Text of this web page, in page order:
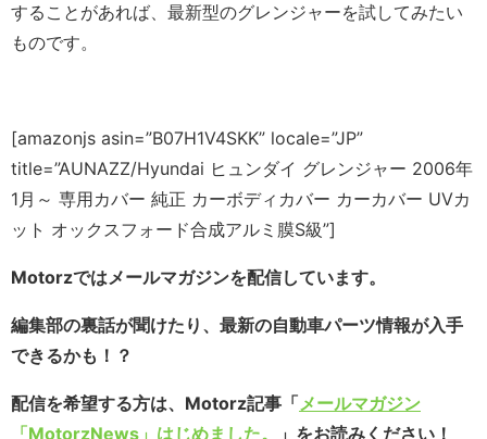
することがあれば、最新型のグレンジャーを試してみたい
ものです。
[amazonjs asin=”B07H1V4SKK” locale=”JP”
title=”AUNAZZ/Hyundai ヒュンダイ グレンジャー 2006年
1月～ 専用カバー 純正 カーボディカバー カーカバー UVカ
ット オックスフォード合成アルミ膜S級”]
Motorzではメールマガジンを配信しています。
編集部の裏話が聞けたり、最新の自動車パーツ情報が入手
できるかも！？
配信を希望する方は、Motorz記事「メールマガジン
「MotorzNews」はじめました。
」をお読みください！